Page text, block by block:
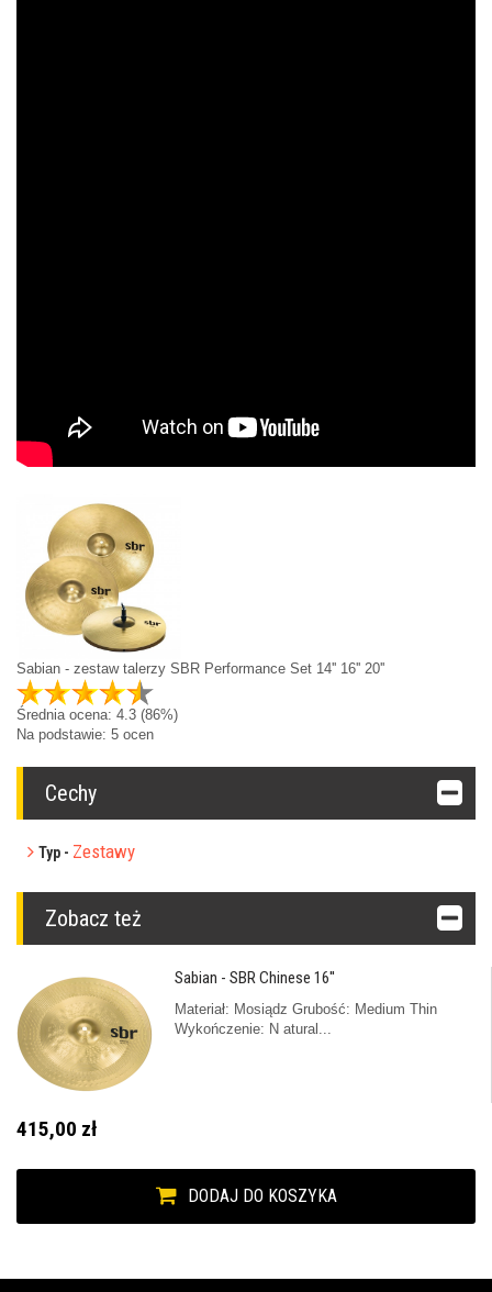
Sabian - zestaw talerzy SBR Performance Set 14'' 16'' 20''
Średnia ocena: 4.3 (86%)
Na podstawie: 5 ocen
Cechy
Typ - Zestawy
Zobacz też
Sabian - SBR Chinese 16''
Materiał: Mosiądz Grubość: Medium Thin
Wykończenie: N atural...
415,00 zł
DODAJ DO KOSZYKA